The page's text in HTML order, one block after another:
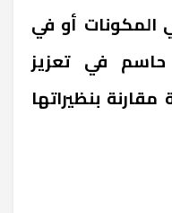
المكونات أو في
حاسم في تعزيز
بنظيراتها